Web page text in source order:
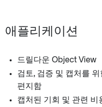
애플리케이션
드릴다운 Object View
검토, 검증 및 캡처를
편지함
캡처된 기회 및 관련 비